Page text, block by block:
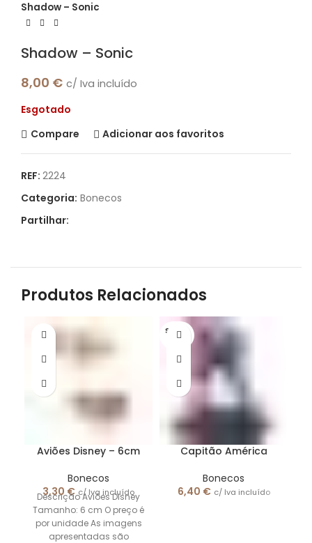
Shadow – Sonic
Shadow – Sonic
8,00 € c/ Iva incluído
Esgotado
Compare
Adicionar aos favoritos
REF: 2224
Categoria: Bonecos
Partilhar:
Produtos Relacionados
Aviões Disney – 6cm
Bonecos
3,30 € c/ Iva incluído
Descrição Aviões Disney
Tamanho: 6 cm O preço é
por unidade As imagens
apresentadas são
S/STO
CK
Capitão América
Bonecos
6,40 € c/ Iva incluído